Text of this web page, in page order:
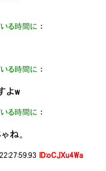
る時間に ：
る時間に ：
よw
る時間に ：
ね。
ID:oCJXu4Wa